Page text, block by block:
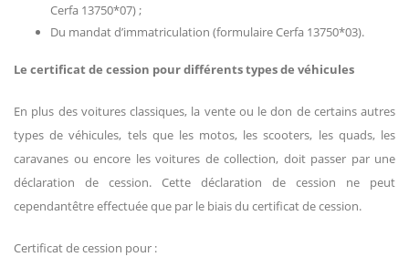
Cerfa 13750*07) ;
Du mandat d’immatriculation (formulaire Cerfa 13750*03).
Le certificat de cession pour différents types de véhicules
En plus des voitures classiques, la vente ou le don de certains autres
types de véhicules, tels que les motos, les scooters, les quads, les
caravanes ou encore les voitures de collection, doit passer par une
déclaration de cession. Cette déclaration de cession ne peut
cependantêtre effectuée que par le biais du certificat de cession.
Certificat de cession pour :